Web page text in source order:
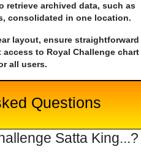
retrieve archived data, such as
consolidated in one location.
layout, ensure straightforward
to Royal Challenge chart
all users.
Questions
Satta King...?